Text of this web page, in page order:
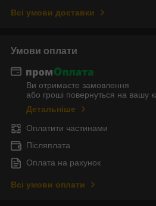
Всі умови доставки
Умови оплати
Ви отримаєте замовлення
або гроші повернуться на вашу
Детальніше
Оплатити частинами
Післяплата
Оплата на рахунок
Всі умови оплати